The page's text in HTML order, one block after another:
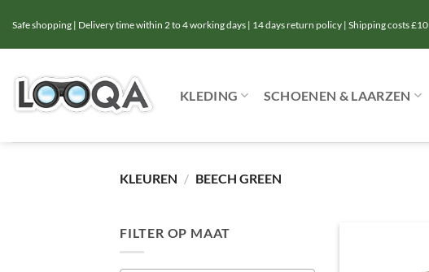
naar
inhoud
Safe shopping | Delivery time within 2 to 4 working days | 14 days return policy | Shipping costs £10
KLEDING SCHOENEN & LAARZEN
KLEUREN / BEECH GREEN
FILTER OP MAAT